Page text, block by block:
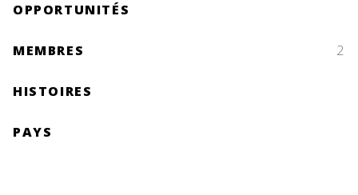
OPPORTUNITÉS
MEMBRES 2
HISTOIRES
PAYS